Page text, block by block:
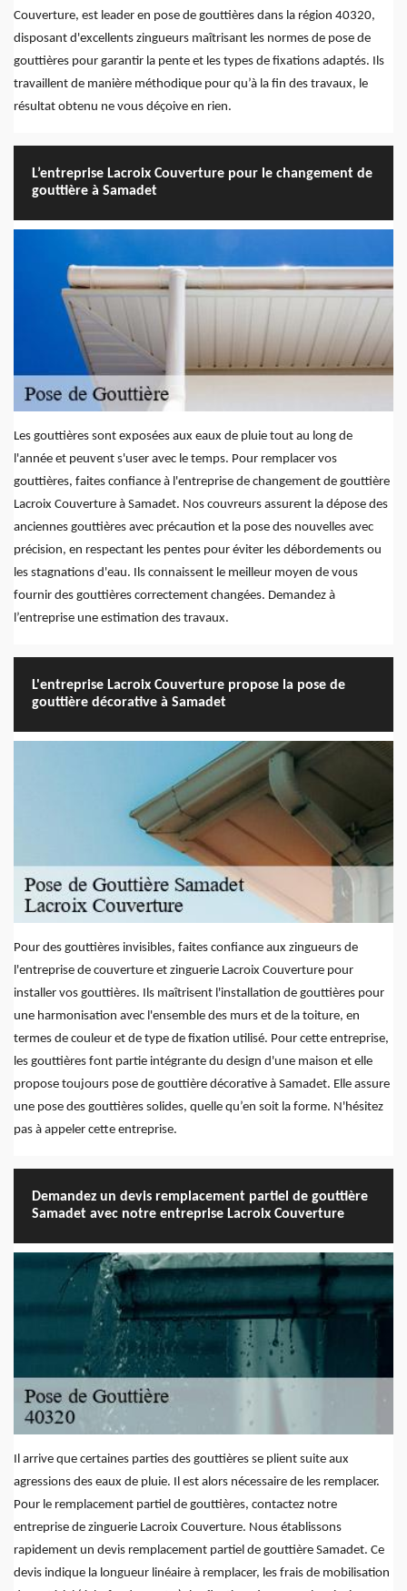
Couverture, est leader en pose de gouttières dans la région 40320,
disposant d'excellents zingueurs maîtrisant les normes de pose de
gouttières pour garantir la pente et les types de fixations adaptés. Ils
travaillent de manière méthodique pour qu’à la fin des travaux, le
résultat obtenu ne vous déçoive en rien.
L’entreprise Lacroix Couverture pour le changement de
gouttière à Samadet
Les gouttières sont exposées aux eaux de pluie tout au long de
l'année et peuvent s'user avec le temps. Pour remplacer vos
gouttières, faites confiance à l'entreprise de changement de gouttière
Lacroix Couverture à Samadet. Nos couvreurs assurent la dépose des
anciennes gouttières avec précaution et la pose des nouvelles avec
précision, en respectant les pentes pour éviter les débordements ou
les stagnations d'eau. Ils connaissent le meilleur moyen de vous
fournir des gouttières correctement changées. Demandez à
l’entreprise une estimation des travaux.
L'entreprise Lacroix Couverture propose la pose de
gouttière décorative à Samadet
Pour des gouttières invisibles, faites confiance aux zingueurs de
l'entreprise de couverture et zinguerie Lacroix Couverture pour
installer vos gouttières. Ils maîtrisent l'installation de gouttières pour
une harmonisation avec l'ensemble des murs et de la toiture, en
termes de couleur et de type de fixation utilisé. Pour cette entreprise,
les gouttières font partie intégrante du design d'une maison et elle
propose toujours pose de gouttière décorative à Samadet. Elle assure
une pose des gouttières solides, quelle qu’en soit la forme. N'hésitez
pas à appeler cette entreprise.
Demandez un devis remplacement partiel de gouttière
Samadet avec notre entreprise Lacroix Couverture
Il arrive que certaines parties des gouttières se plient suite aux
agressions des eaux de pluie. Il est alors nécessaire de les remplacer.
Pour le remplacement partiel de gouttières, contactez notre
entreprise de zinguerie Lacroix Couverture. Nous établissons
rapidement un devis remplacement partiel de gouttière Samadet. Ce
devis indique la longueur linéaire à remplacer, les frais de mobilisation